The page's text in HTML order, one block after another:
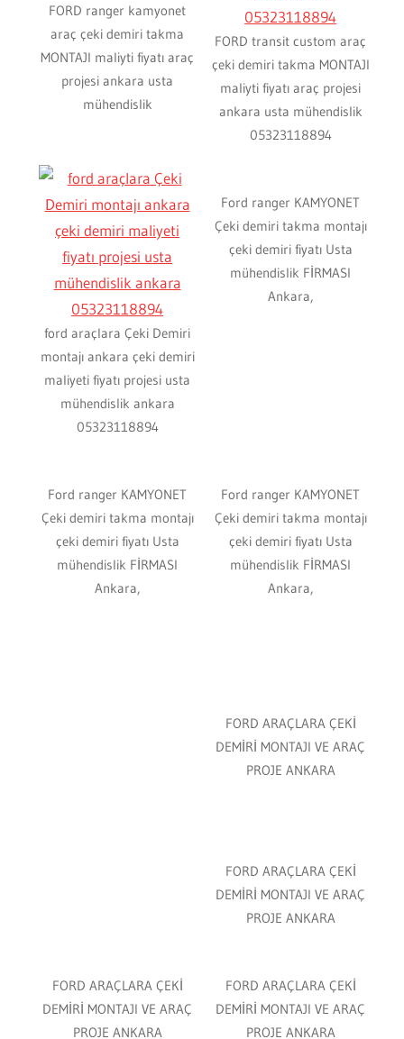
FORD ranger kamyonet
araç çeki demiri takma
MONTAJI maliyti fiyatı araç
projesi ankara usta
mühendislik
FORD transit custom araç
çeki demiri takma MONTAJI
maliyti fiyatı araç projesi
ankara usta mühendislik
05323118894
ford araçlara Çeki Demiri
montajı ankara çeki demiri
maliyeti fiyatı projesi usta
mühendislik ankara
05323118894
Ford ranger KAMYONET
Çeki demiri takma montajı
çeki demiri fiyatı Usta
mühendislik FİRMASI
Ankara,
Ford ranger KAMYONET
Çeki demiri takma montajı
çeki demiri fiyatı Usta
mühendislik FİRMASI
Ankara,
Ford ranger KAMYONET
Çeki demiri takma montajı
çeki demiri fiyatı Usta
mühendislik FİRMASI
Ankara,
FORD ARAÇLARA ÇEKİ
DEMİRİ MONTAJI VE ARAÇ
PROJE ANKARA
FORD ARAÇLARA ÇEKİ
DEMİRİ MONTAJI VE ARAÇ
PROJE ANKARA
FORD ARAÇLARA ÇEKİ
DEMİRİ MONTAJI VE ARAÇ
PROJE ANKARA
FORD ARAÇLARA ÇEKİ
DEMİRİ MONTAJI VE ARAÇ
PROJE ANKARA